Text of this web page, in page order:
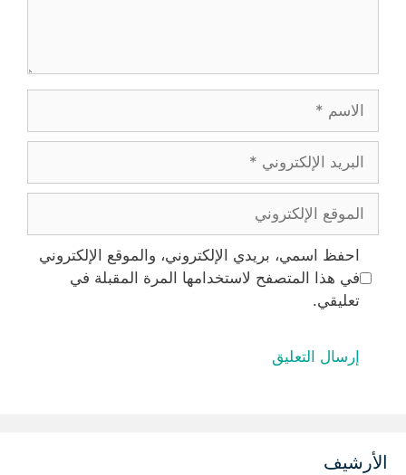
الاسم
البريد
الإلكتروني
الموقع
الإلكتروني
احفظ اسمي، بريدي الإلكتروني، والموقع الإلكتروني
في هذا المتصفح لاستخدامها المرة المقبلة في
تعليقي.
الأرشيف